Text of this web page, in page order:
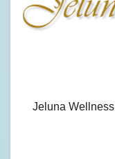
Jeluna Wellness